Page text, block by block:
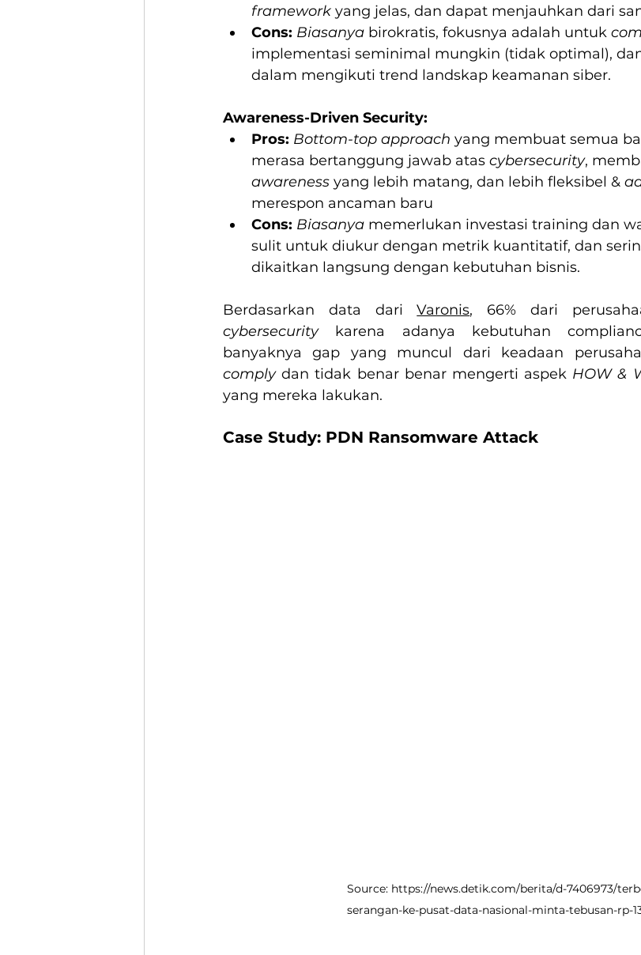
framework yang jelas, dan dapat menjauhkan dari
Cons: Biasanya birokratis, fokusnya adalah untuk
implementasi seminimal mungkin (tidak optimal),
dalam mengikuti trend landskap keamanan siber.
Awareness-Driven Security:
Pros: Bottom-top approach yang membuat semua
merasa bertanggung jawab atas cybersecurity,
awareness yang lebih matang, dan lebih fleksibel &
merespon ancaman baru
Cons: Biasanya memerlukan investasi training dan
sulit untuk diukur dengan metrik kuantitatif, dan
dikaitkan langsung dengan kebutuhan bisnis.
Berdasarkan data dari Varonis
cybersecurity karena adanya kebutuhan
comply dan tidak benar benar mengerti aspek HOW &
yang mereka lakukan.
Case Study: PDN Ransomware Attack
Source: https://news.detik.com/berita/d-7406973/
serangan-ke-pusat-data-nasional-minta-tebusan-rp-